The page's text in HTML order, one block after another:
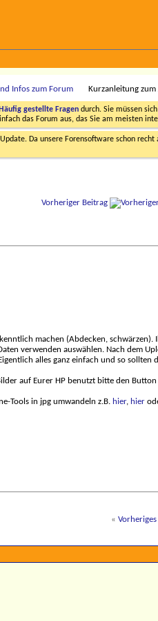
Infos zum Forum Kurzanleitung
gestellte Fragen durch. Sie müssen
das Forum aus, das Sie am meisten
Da unsere Forensoftware schon
Vorheriger Beitrag
machen (Abdecken,
verwenden auswählen. Nach dem
alles ganz einfach und so
auf Eurer HP benutzt bitte den
Tools in jpg umwandeln z.B. hier, hier
« Vorheriges